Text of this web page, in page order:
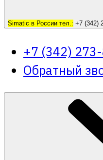
Simatic в России тел.: +7 (342)
+7 (342)
Обратный